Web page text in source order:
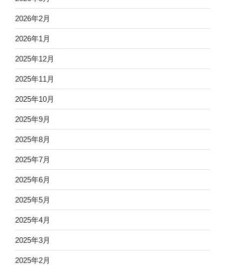
2026年2月
2026年1月
2025年12月
2025年11月
2025年10月
2025年9月
2025年8月
2025年7月
2025年6月
2025年5月
2025年4月
2025年3月
2025年2月